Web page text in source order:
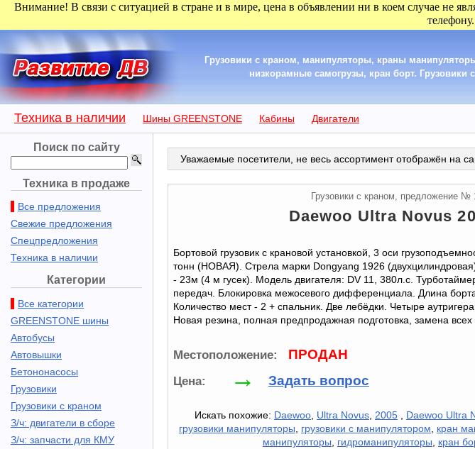
Внимание! В связи с ситуацией в стране и в мире, цена в объявлении ни в коем случае не
Грузовики с краном, манипуляторы, краны
низкорамные самогрузы, кран борт. Грузовики
Техника в наличии Шины GREENSTONE Кабины Двигатели
Поиск по сайту
Техника в продаже
Все предложения
Свежие предложения
Спецпредложения
Техника в наличии
Категории
Все категории
GREENSTONE шины
Автобусы
Автовышки
Бетононасосы
Грузовики
Грузовики с краном
З/ч: двигатели в сборе
З/ч: запчасти для КМУ
Уважаемые посетители, не весь ассортимент отображён на
Грузовики с краном, предложение №
Daewoo Ultra Novus
Бортовой грузовик с крановой установкой, 3 оси
тонн (НОВАЯ). Стрела марки Dongyang 1926
- 23м (4 м гусек). Модель двигателя: DV 11, 380л.с.
передач. Блокировка межосевого дифференциала. Длина
Количество мест - 2 + спальник. Две лебёдки. Четыре
Новая резина, полная предпродажная подготовка, замена
Местоположение: ПРОДАН
Цена: → Задать вопрос
Искать похожие: Daewoo, Ultra Novus, 2005 , Daewoo Ultra
грузовики манипуляторы, грузовики с манипулятором, кран
манипуляторы, гидроманипуляторы, кран